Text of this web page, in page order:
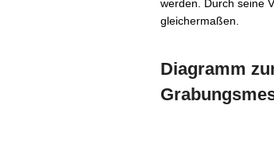
werden. Durch seine
gleichermaßen.
Diagramm